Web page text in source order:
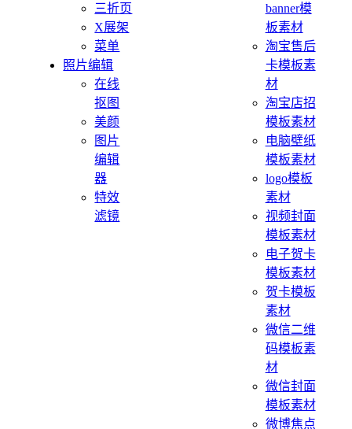
三折页
X展架
菜单
照片编辑
在线
抠图
美颜
图片
编辑
器
特效
滤镜
banner模
板素材
淘宝售后
卡模板素
材
淘宝店招
模板素材
电脑壁纸
模板素材
logo模板
素材
视频封面
模板素材
电子贺卡
模板素材
贺卡模板
素材
微信二维
码模板素
材
微信封面
模板素材
微博焦点